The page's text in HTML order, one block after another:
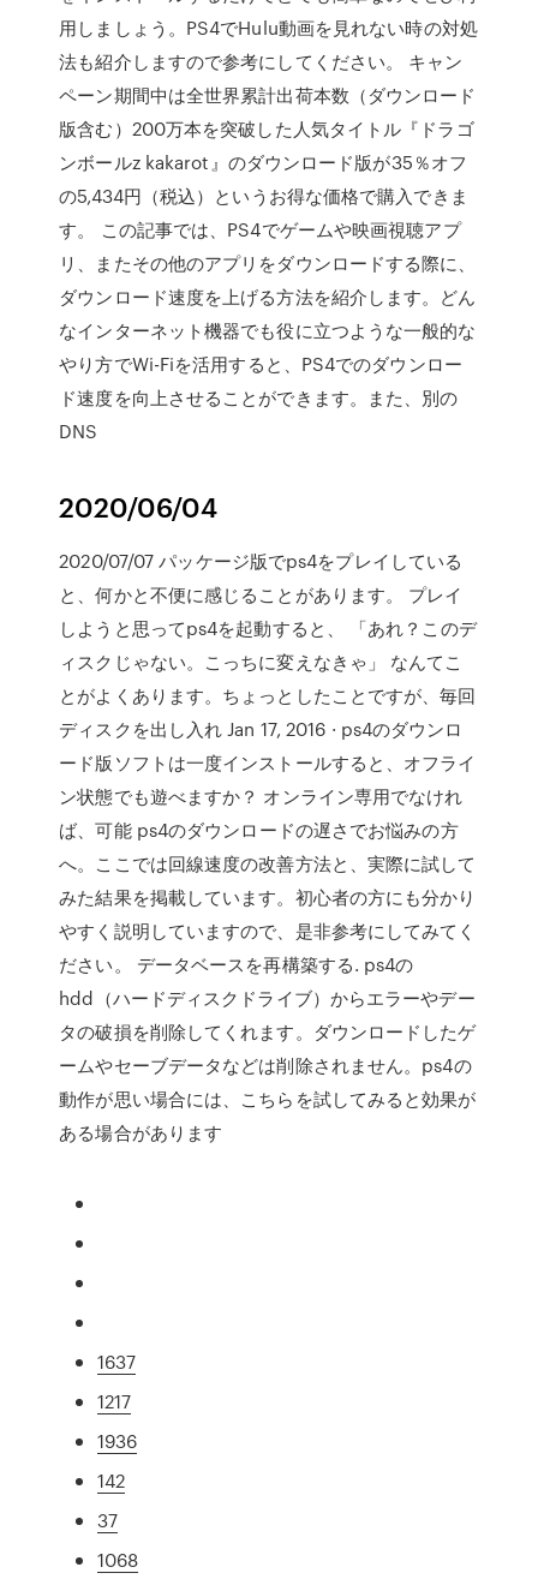
用しましょう。PS4でHulu動画を見れない時の対処
法も紹介しますので参考にしてください。 キャン
ペーン期間中は全世界累計出荷本数（ダウンロード
版含む）200万本を突破した人気タイトル『ドラゴ
ンボールz kakarot』のダウンロード版が35％オフ
の5,434円（税込）というお得な価格で購入できま
す。 この記事では、PS4でゲームや映画視聴アプ
リ、またその他のアプリをダウンロードする際に、
ダウンロード速度を上げる方法を紹介します。どん
なインターネット機器でも役に立つような一般的な
やり方でWi-Fiを活用すると、PS4でのダウンロー
ド速度を向上させることができます。また、別の
DNS
2020/06/04
2020/07/07 パッケージ版でps4をプレイしている
と、何かと不便に感じることがあります。 プレイ
しようと思ってps4を起動すると、 「あれ？このデ
ィスクじゃない。こっちに変えなきゃ」 なんてこ
とがよくあります。ちょっとしたことですが、毎回
ディスクを出し入れ Jan 17, 2016 · ps4のダウンロ
ード版ソフトは一度インストールすると、オフライ
ン状態でも遊べますか？ オンライン専用でなけれ
ば、可能 ps4のダウンロードの遅さでお悩みの方
へ。ここでは回線速度の改善方法と、実際に試して
みた結果を掲載しています。初心者の方にも分かり
やすく説明していますので、是非参考にしてみてく
ださい。 データベースを再構築する. ps4の
hdd（ハードディスクドライブ）からエラーやデー
タの破損を削除してくれます。ダウンロードしたゲ
ームやセーブデータなどは削除されません。ps4の
動作が思い場合には、こちらを試してみると効果が
ある場合があります
1637
1217
1936
142
37
1068